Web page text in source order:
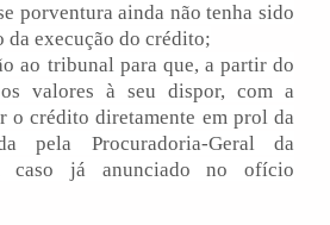
porventura ainda não tenha sido
execução do crédito;
ao tribunal para que, a partir do
valores à seu dispor, com a
o crédito diretamente em prol da
pela Procuradoria-Geral da
caso já anunciado no ofício